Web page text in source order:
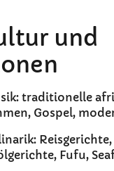
und
traditionelle
Gospel,
Reisgerichte,
Fufu,